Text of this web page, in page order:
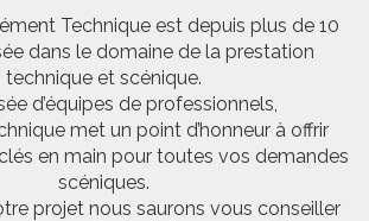
Technique est depuis plus de 10
dans le domaine de la prestation
technique et scénique.
d’équipes de professionnels,
met un point d’honneur à offrir
en main pour toutes vos demandes
scéniques.
projet nous saurons vous conseiller